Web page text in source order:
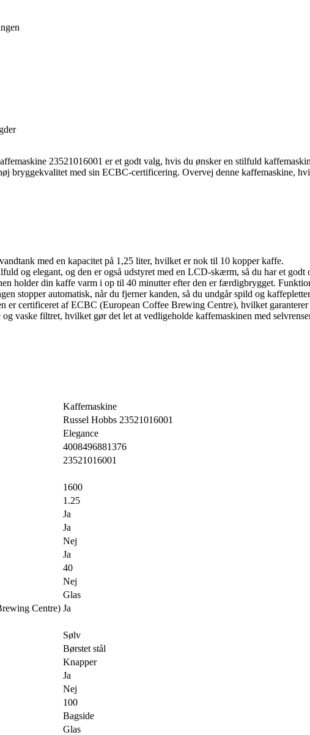
23521016001 er et godt valg, hvis du ønsker en stilfuld
bryggekvalitet med sin ECBC-certificering. Overvej denne kaffemaskine,
med en kapacitet på 1,25 liter, hvilket er nok til 10 kopper kaffe.
og elegant, og den er også udstyret med en LCD-skærm, så du har et
holder din kaffe varm i op til 40 minutter efter den er færdigbrygget.
stopper automatisk, når du fjerner kanden, så du undgår spild og
er certificeret af ECBC (European Coffee Brewing Centre), hvilket
vaske filtret, hvilket gør det let at vedligeholde kaffemaskinen med
Kaffemaskine
Russel Hobbs 23521016001
Elegance
4008496881376
23521016001
1600
1.25
Ja
Ja
Nej
Ja
40
Nej
Glas
Centre) Ja
Sølv
Børstet stål
Knapper
Ja
Nej
100
Bagside
Glas